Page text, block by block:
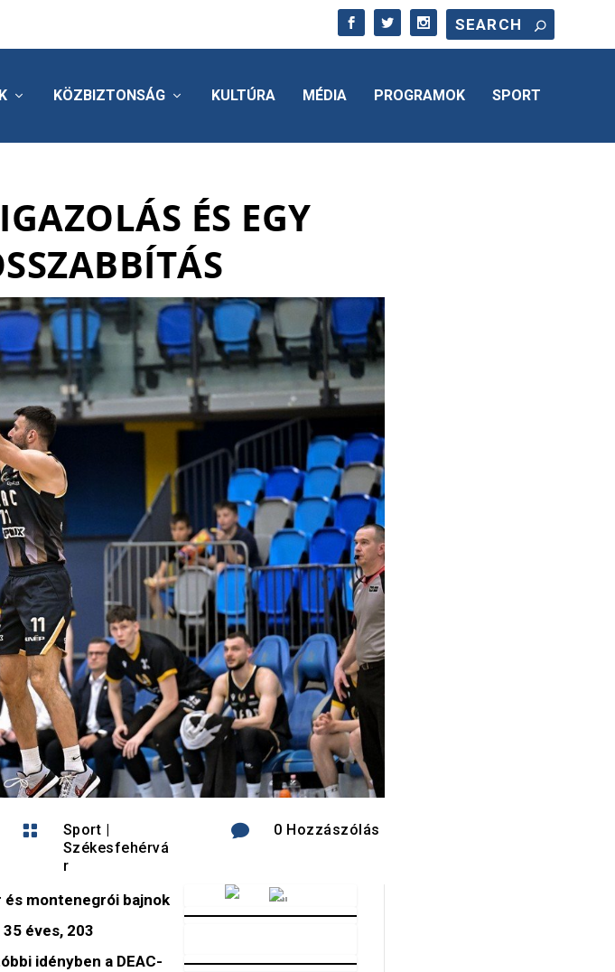
KÖZBIZTONSÁG KULTÚRA MÉDIA PROGRAMOK SPORT
ÉS EGY
 Sport
Székesfehérvá
r
 0 Hozzászólás
montenegrói bajnok
éves, 203
idényben a DEAC-